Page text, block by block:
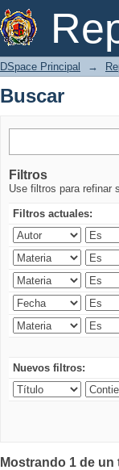
Buscar
DSpace Principal →
Buscar
Filtros
Use filtros para refinar
Filtros actuales:
Nuevos filtros:
Mostrando 1 de